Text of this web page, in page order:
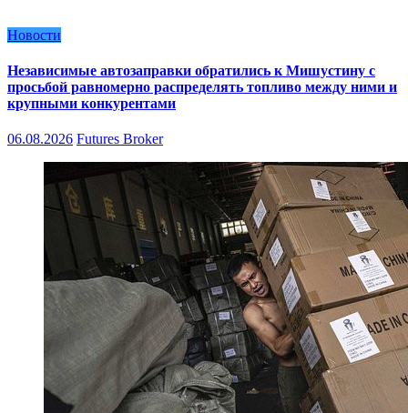
Новости
Независимые автозаправки обратились к Мишустину с
просьбой равномерно распределять топливо между ними и
крупными конкурентами
06.08.2026 Futures Broker